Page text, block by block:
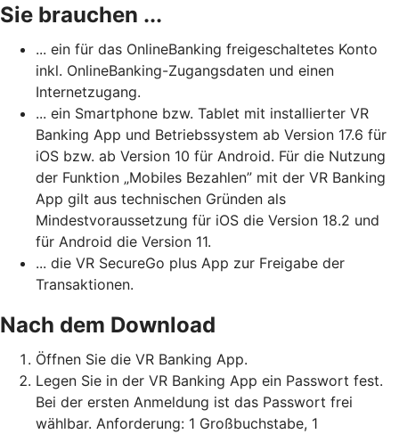
Sie brauchen ...
... ein für das OnlineBanking freigeschaltetes Konto
inkl. OnlineBanking-Zugangsdaten und einen
Internetzugang.
... ein Smartphone bzw. Tablet mit installierter VR
Banking App und Betriebssystem ab Version 17.6 für
iOS bzw. ab Version 10 für Android. Für die Nutzung
der Funktion „Mobiles Bezahlen” mit der VR Banking
App gilt aus technischen Gründen als
Mindestvoraussetzung für iOS die Version 18.2 und
für Android die Version 11.
... die VR SecureGo plus App zur Freigabe der
Transaktionen.
Nach dem Download
Öffnen Sie die VR Banking App.
Legen Sie in der VR Banking App ein Passwort fest.
Bei der ersten Anmeldung ist das Passwort frei
wählbar. Anforderung: 1 Großbuchstabe, 1